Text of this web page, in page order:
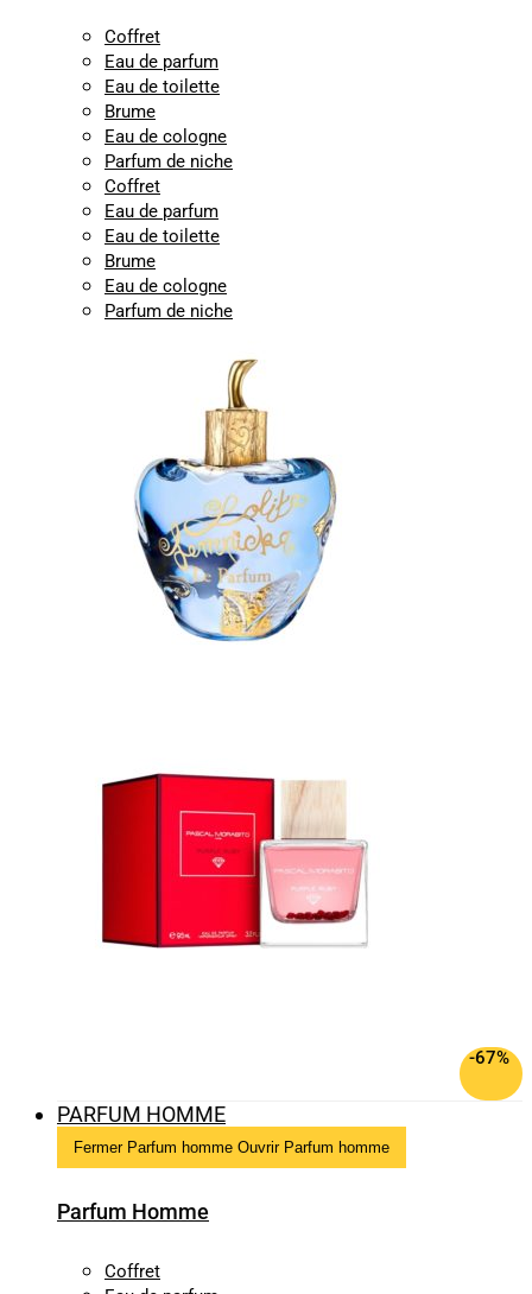
Coffret
Eau de parfum
Eau de toilette
Brume
Eau de cologne
Parfum de niche
Coffret
Eau de parfum
Eau de toilette
Brume
Eau de cologne
Parfum de niche
-67%
PARFUM HOMME
Fermer Parfum homme Ouvrir Parfum homme
Parfum Homme
Coffret